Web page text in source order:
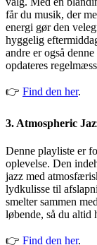
får du musik, der
energi gør den
hyggelig
andre er også
opdateres
👉 Find den her.
3. Atmospheric
Denne playliste er
oplevelse. Den
jazz med
lydkulisse til
smelter sammen
løbende, så du altid
👉 Find den her.